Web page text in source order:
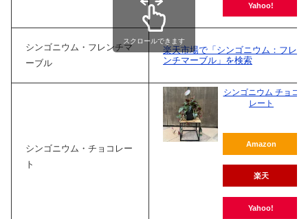
Yahoo!
シンゴニウム・フレンチマ
ーブル
楽天市場で「シンゴニウム：フレ
ンチマーブル」を検索
シンゴニウム・チョコレー
ト
シンゴニウム チョコ
レート
Amazon
楽天
Yahoo!
スクロールできます